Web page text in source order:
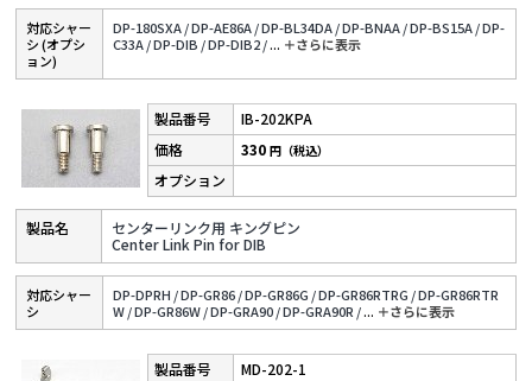
対応シャー
シ (オプシ
ョン)
DP-180SXA /DP-AE86A /DP-BL34DA /DP-BNAA /DP-BS15A /DP-
C33A /DP-DIB /DP-DIB2 /... ＋さらに表⽰
IB-202KPA
センターリンク用 キングピン
Center Link Pin for DIB
330円（税込）
対応シャー
シ
DP-DPRH /DP-GR86 /DP-GR86G /DP-GR86RTRG /DP-GR86RTR
W /DP-GR86W /DP-GRA90 /DP-GRA90R /... ＋さらに表⽰
MD-202-1